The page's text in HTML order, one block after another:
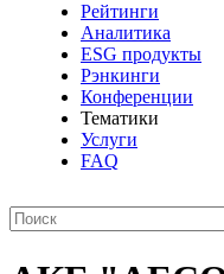
Рейтинги
Аналитика
ESG продукты
Рэнкинги
Конференции
Тематики
Услуги
FAQ